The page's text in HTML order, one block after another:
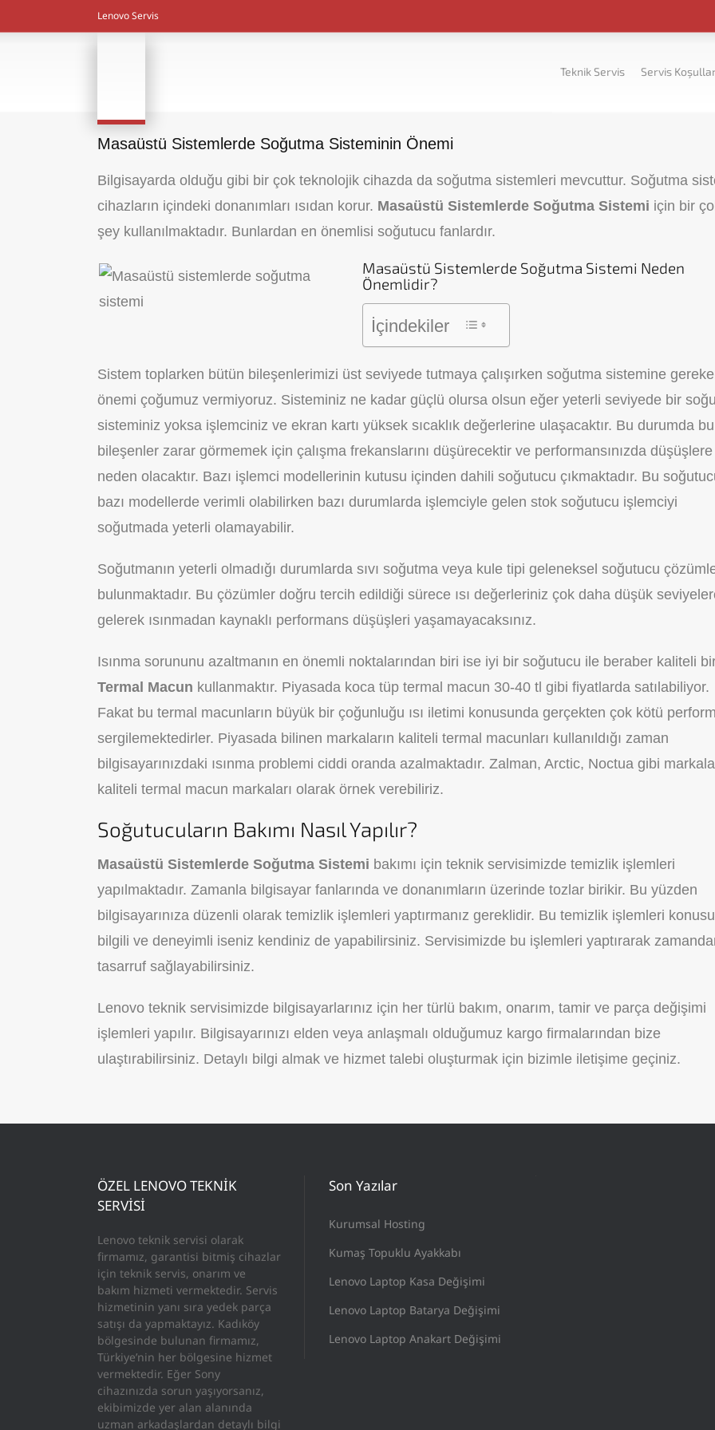
Lenovo Servis
Teknik Servis Servis
Masaüstü Sistemlerde Soğutma Sisteminin Önemi
Bilgisayarda olduğu gibi bir çok teknolojik cihazda da soğutma sistemleri mevcuttur. Soğutma
cihazların içindeki donanımları ısıdan korur. Masaüstü Sistemlerde Soğutma Sistemi için bir
şey kullanılmaktadır. Bunlardan en önemlisi soğutucu fanlardır.
Masaüstü Sistemlerde Soğutma Sistemi Neden
Önemlidir?
İçindekiler
Sistem toplarken bütün bileşenlerimizi üst seviyede tutmaya çalışırken soğutma sistemine
önemi çoğumuz vermiyoruz. Sisteminiz ne kadar güçlü olursa olsun eğer yeterli seviyede bir
sisteminiz yoksa işlemciniz ve ekran kartı yüksek sıcaklık değerlerine ulaşacaktır. Bu durumda bu
bileşenler zarar görmemek için çalışma frekanslarını düşürecektir ve performansınızda düşüşlere
neden olacaktır. Bazı işlemci modellerinin kutusu içinden dahili soğutucu çıkmaktadır. Bu
bazı modellerde verimli olabilirken bazı durumlarda işlemciyle gelen stok soğutucu işlemciyi
soğutmada yeterli olamayabilir.
Soğutmanın yeterli olmadığı durumlarda sıvı soğutma veya kule tipi geleneksel soğutucu
bulunmaktadır. Bu çözümler doğru tercih edildiği sürece ısı değerleriniz çok daha düşük
gelerek ısınmadan kaynaklı performans düşüşleri yaşamayacaksınız.
Isınma sorununu azaltmanın en önemli noktalarından biri ise iyi bir soğutucu ile beraber kaliteli
Termal Macun kullanmaktır. Piyasada koca tüp termal macun 30-40 tl gibi fiyatlarda satılabiliyor.
Fakat bu termal macunların büyük bir çoğunluğu ısı iletimi konusunda gerçekten çok kötü
sergilemektedirler. Piyasada bilinen markaların kaliteli termal macunları kullanıldığı zaman
bilgisayarınızdaki ısınma problemi ciddi oranda azalmaktadır. Zalman, Arctic, Noctua gibi
kaliteli termal macun markaları olarak örnek verebiliriz.
Soğutucuların Bakımı Nasıl Yapılır?
Masaüstü Sistemlerde Soğutma Sistemi bakımı için teknik servisimizde temizlik işlemleri
yapılmaktadır. Zamanla bilgisayar fanlarında ve donanımların üzerinde tozlar birikir. Bu yüzden
bilgisayarınıza düzenli olarak temizlik işlemleri yaptırmanız gereklidir. Bu temizlik işlemleri
bilgili ve deneyimli iseniz kendiniz de yapabilirsiniz. Servisimizde bu işlemleri yaptırarak
tasarruf sağlayabilirsiniz.
Lenovo teknik servisimizde bilgisayarlarınız için her türlü bakım, onarım, tamir ve parça değişimi
işlemleri yapılır. Bilgisayarınızı elden veya anlaşmalı olduğumuz kargo firmalarından bize
ulaştırabilirsiniz. Detaylı bilgi almak ve hizmet talebi oluşturmak için bizimle iletişime geçiniz.
ÖZEL LENOVO TEKNİK
SERVİSİ
Lenovo teknik servisi olarak
firmamız, garantisi bitmiş cihazlar
için teknik servis, onarım ve
bakım hizmeti vermektedir. Servis
hizmetinin yanı sıra yedek parça
satışı da yapmaktayız. Kadıköy
bölgesinde bulunan firmamız,
Türkiye’nin her bölgesine hizmet
vermektedir. Eğer Sony
cihazınızda sorun yaşıyorsanız,
ekibimizde yer alan alanında
uzman arkadaşlardan detaylı bilgi
Son Yazılar
Kurumsal Hosting
Kumaş Topuklu Ayakkabı
Lenovo Laptop Kasa Değişimi
Lenovo Laptop Batarya Değişimi
Lenovo Laptop Anakart Değişimi